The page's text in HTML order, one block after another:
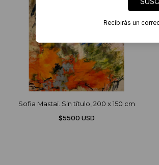
Sofia Mastai. Sin título, 200 x 150 cm
$5500 USD
Recibirás un